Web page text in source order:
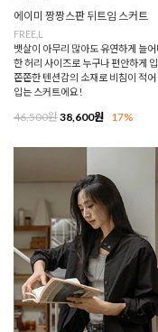
에이미 짱짱스판 뒤트임 스커트
FREE,L
뱃살이 아무리 많아도 유연하게 늘
한 허리 사이즈로 누구나 편안하게
쫀쫀한 텐션감의 소재로 비침이 적
입는 스커트에요!
46,500원38,600원 17%